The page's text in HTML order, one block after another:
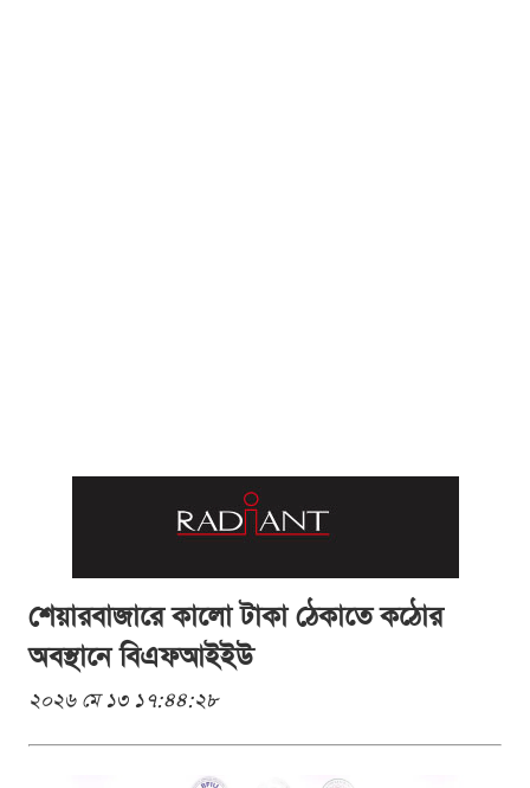
শেয়ারবাজারে কালো টাকা ঠেকাতে কঠোর
অবস্থানে বিএফআইইউ
২০২৬ মে ১৩ ১৭:৪৪:২৮